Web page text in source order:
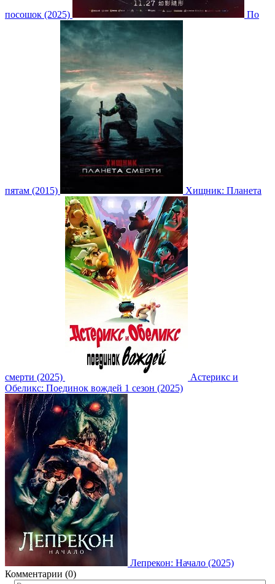
посошок (2025) По
пятам (2015) Хищник: Планета
смерти (2025)
Астерикс и
Обеликс: Поединок вождей 1 сезон (2025)
Лепрекон: Начало (2025)
Комментарии (0)